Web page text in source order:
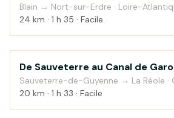
Blain → Nort-sur-Erdre · Loire-
24 km · 1 h 35 · Facile
Au fil de l'eau
De Sauveterre au Canal de
Sauveterre-de-Guyenne → La Réole ·
20 km · 1 h 33 · Facile